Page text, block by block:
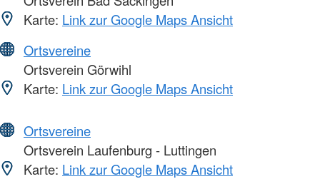
Karte: Link zur Google Maps Ansicht
Ortsvereine
Ortsverein Görwihl
Karte: Link zur Google Maps Ansicht
Ortsvereine
Ortsverein Laufenburg - Luttingen
Karte: Link zur Google Maps Ansicht